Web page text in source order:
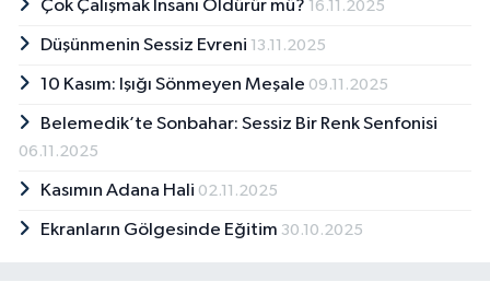
Çok Çalışmak İnsanı Öldürür mü? 16.11.2025
Düşünmenin Sessiz Evreni 13.11.2025
10 Kasım: Işığı Sönmeyen Meşale 09.11.2025
Belemedik’te Sonbahar: Sessiz Bir Renk Senfonisi
06.11.2025
Kasımın Adana Hali 02.11.2025
Ekranların Gölgesinde Eğitim 30.10.2025